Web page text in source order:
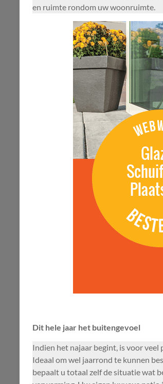
en ruimte rondom uw woonruimte.
Dit hele jaar het buitengevoel
Indien het najaar begint, is voor
Ideaal om wel jaarrond te kunnen
bepaalt u totaal zelf de situatie wat